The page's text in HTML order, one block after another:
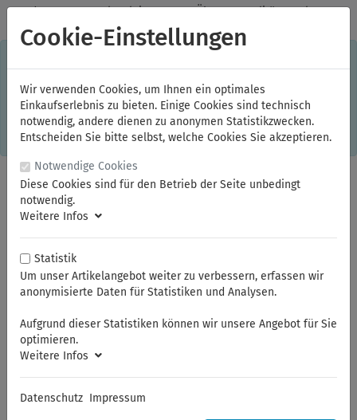
✓Jeden Monat starke Aktionen ✓Über 20 Qualitätsmarken ✓
Kostenlose Lieferung im Inland ab 150,00 Euro Bruttowarenwert
Einkaufserlebnis. Dabei werden beispielsweise die Session-
Informationen oder die Spracheinstellung auf Ihrem Rechner
gespeichert. Ohne Cookies ist der Funktionsumfang des
Online-Shops eingeschränkt. Sind Sie damit nicht
einverstanden, klicken Sie bitte hier.
Kraftvervielfältiger
Sommerferien
Cookie-Einstellungen
Wir verwenden Cookies, um Ihnen ein optimales
Einkaufserlebnis zu bieten. Einige Cookies sind technisch
notwendig, andere dienen zu anonymen Statistikzwecken.
Entscheiden Sie bitte selbst, welche Cookies Sie akzeptieren.
Notwendige Cookies
Diese Cookies sind für den Betrieb der Seite unbedingt
notwendig.
Weitere Infos
Statistik
Um unser Artikelangebot weiter zu verbessern, erfassen wir
anonymisierte Daten für Statistiken und Analysen.
Aufgrund dieser Statistiken können wir unsere Angebot für Sie
optimieren.
Weitere Infos
Datenschutz Impressum